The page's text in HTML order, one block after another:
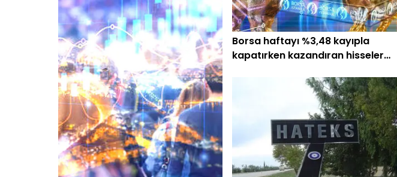
Borsa haftayı %3,48 kayıpla
kapatırken kazandıran hisseler